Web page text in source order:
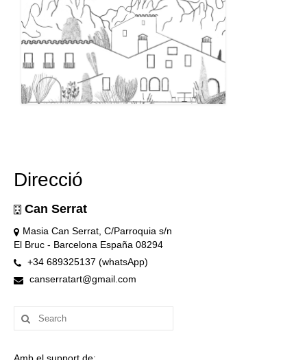
Direcció
Can Serrat
Masia Can Serrat, C/Parroquia s/n
El Bruc - Barcelona España 08294
+34 689325137 (whatsApp)
canserratart@gmail.com
Search
for: